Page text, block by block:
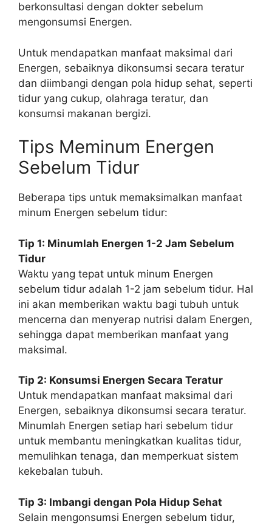
berkonsultasi dengan dokter sebelum
mengonsumsi Energen.
Untuk mendapatkan manfaat maksimal dari
Energen, sebaiknya dikonsumsi secara teratur
dan diimbangi dengan pola hidup sehat, seperti
tidur yang cukup, olahraga teratur, dan
konsumsi makanan bergizi.
Tips Meminum Energen
Sebelum Tidur
Beberapa tips untuk memaksimalkan manfaat
minum Energen sebelum tidur:
Tip 1: Minumlah Energen 1-2 Jam Sebelum
Tidur
Waktu yang tepat untuk minum Energen
sebelum tidur adalah 1-2 jam sebelum tidur. Hal
ini akan memberikan waktu bagi tubuh untuk
mencerna dan menyerap nutrisi dalam Energen,
sehingga dapat memberikan manfaat yang
maksimal.
Tip 2: Konsumsi Energen Secara Teratur
Untuk mendapatkan manfaat maksimal dari
Energen, sebaiknya dikonsumsi secara teratur.
Minumlah Energen setiap hari sebelum tidur
untuk membantu meningkatkan kualitas tidur,
memulihkan tenaga, dan memperkuat sistem
kekebalan tubuh.
Tip 3: Imbangi dengan Pola Hidup Sehat
Selain mengonsumsi Energen sebelum tidur,